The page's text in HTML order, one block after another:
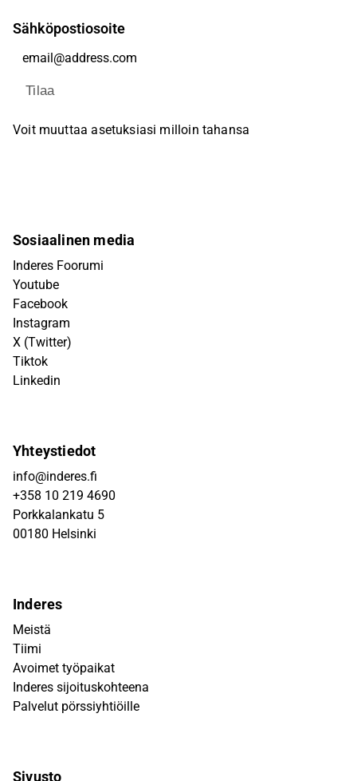
Sähköpostiosoite
Tilaa
Voit muuttaa asetuksiasi milloin tahansa
Sosiaalinen media
Inderes Foorumi
Youtube
Facebook
Instagram
X (Twitter)
Tiktok
Linkedin
Yhteystiedot
info@inderes.fi
+358 10 219 4690
Porkkalankatu 5
00180 Helsinki
Inderes
Meistä
Tiimi
Avoimet työpaikat
Inderes sijoituskohteena
Palvelut pörssiyhtiöille
Sivusto